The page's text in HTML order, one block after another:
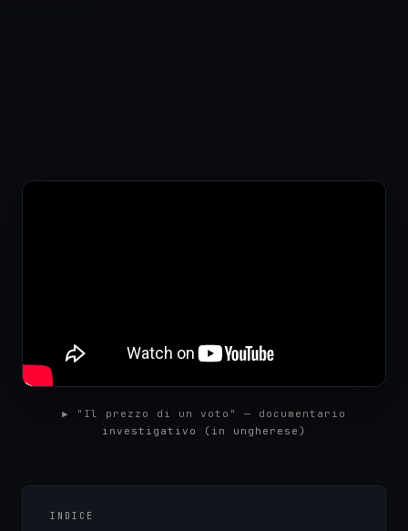
▶ "Il prezzo di un voto" — documentario
investigativo (in ungherese)
INDICE